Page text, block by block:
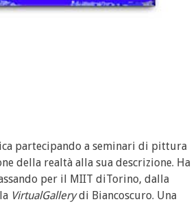
partecipando a seminari di pittura
della realtà alla sua descrizione. Ha
per il MIIT diTorino, dalla
VirtualGallerydi Biancoscuro. Una